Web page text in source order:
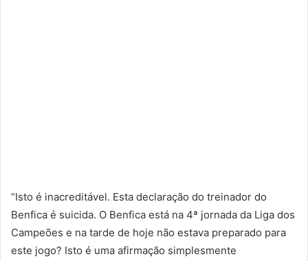
“Isto é inacreditável. Esta declaração do treinador do
Benfica é suicida. O Benfica está na 4ª jornada da Liga dos
Campeões e na tarde de hoje não estava preparado para
este jogo? Isto é uma afirmação simplesmente